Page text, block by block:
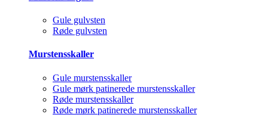
Gule gulvsten
Røde gulvsten
Murstensskaller
Gule murstensskaller
Gule mørk patinerede murstensskaller
Røde murstensskaller
Røde mørk patinerede murstensskaller